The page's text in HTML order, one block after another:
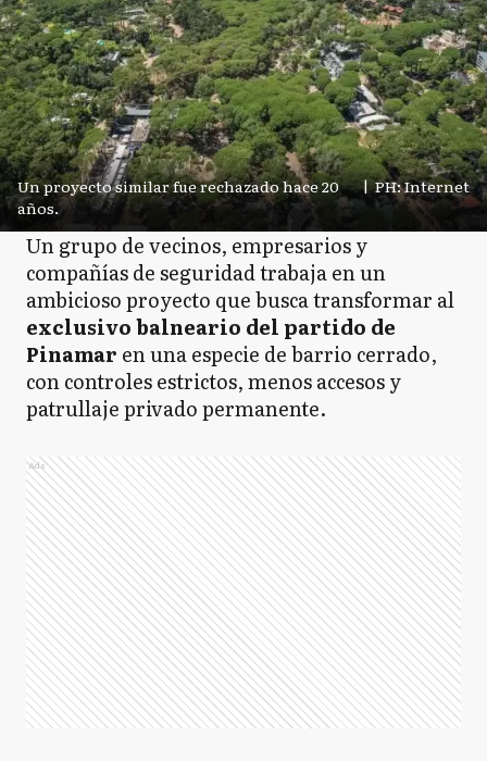
Un proyecto similar fue rechazado hace 20
años.
| PH: Internet
Un grupo de vecinos, empresarios y
compañías de seguridad trabaja en un
ambicioso proyecto que busca transformar al
exclusivo balneario del partido de
Pinamar en una especie de barrio cerrado,
con controles estrictos, menos accesos y
patrullaje privado permanente.
Ads